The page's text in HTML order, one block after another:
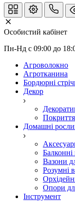
Особистий кабінет
Пн-Нд с 09:00 до
Агроволокно
Агротканина
Бордюрні
Декор
Покриття
Домашні
Балконні
Вазони
Розумні
Опори
Інструмент